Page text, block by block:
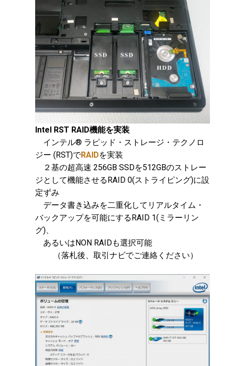
Intel RST RAID機能を実装
インテル® ラピッド・ストレージ・テクノロ
ジー (RST)でRAIDを実装
２基の超高速 256GB SSDを512GBのストレー
ジとして機能させるRAID 0(ストライピング)に設
定ずみ
データ書き込みを二重化してリアルタイム・
バックアップを可能にするRAID 1(ミラーリン
グ)、
あるいはNON RAIDも選択可能
（落札後、取引ナビでご連絡ください）